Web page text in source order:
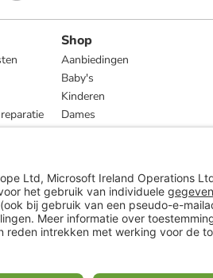
Shop
Aanbiedingen
Baby's
Kinderen
Dames
Heren
inclusief belasting en exclusief verzendkosten